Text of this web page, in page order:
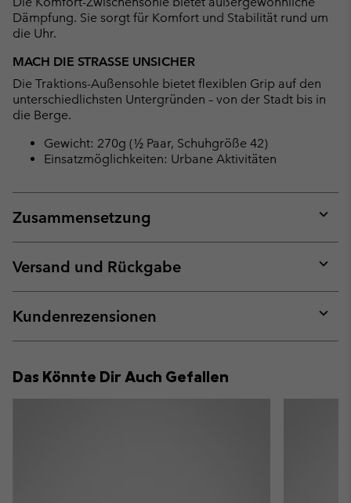
Dämpfung. Sie sorgt für Komfort und Stabilität rund um
die Uhr.
MACH DIE STRASSE UNSICHER
Die Traktions-Außensohle bietet flexiblen Grip auf den
unterschiedlichsten Untergründen – von der Stadt bis in
die Berge.
Gewicht: 270g (½ Paar, Schuhgröße 42)
Einsatzmöglichkeiten: Urbane Aktivitäten
Zusammensetzung
or
Versand und Rückgabe
or
Kundenrezensionen
or
Das Könnte Dir Auch Gefallen